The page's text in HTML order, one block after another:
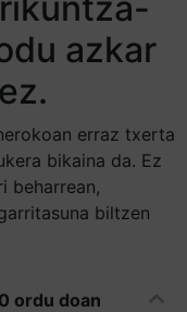
azkar
erraz txerta
bikaina da. Ez
beharrean,
biltzen
ordu doan